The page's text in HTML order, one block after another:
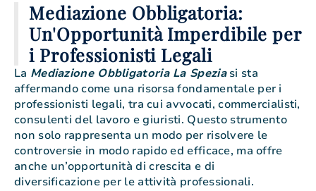
Mediazione Obbligatoria:
Un'Opportunità Imperdibile per
i Professionisti Legali
La Mediazione Obbligatoria La Speziasi sta
affermando come una risorsa fondamentale per i
professionisti legali, tra cui avvocati, commercialisti,
consulenti del lavoro e giuristi. Questo strumento
non solo rappresenta un modo per risolvere le
controversie in modo rapido ed efficace, ma offre
anche un’opportunità di crescita e di
diversificazione per le attività professionali.